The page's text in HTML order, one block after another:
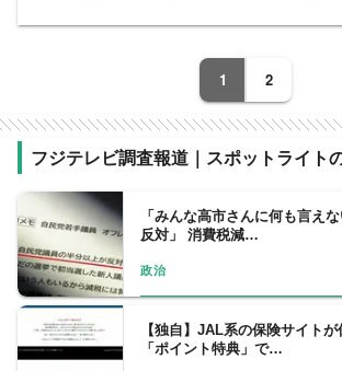
交通･国土、教育、科学、
など、幅広い分野をフォロ
皇室の動向、都政から首都
の垣根を越えて取材に取り
1 2
フジテレビ調査報道｜スポットライト
「みんな高市さんに何も言え
反対」 消費税減…
政治
【独自】JAL系の保険サイト
「ポイント特典」で…